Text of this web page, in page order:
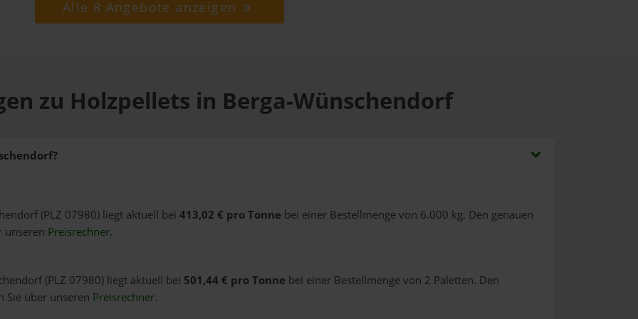
Alle 8 Angebote anzeigen
zu Holzpellets in Berga-Wünschendorf
(PLZ 07980) liegt aktuell bei 413,02 € pro Tonne bei einer Bestellmenge von 6.000 kg. Den genauen
unseren Preisrechner.
(PLZ 07980) liegt aktuell bei 501,44 € pro Tonne bei einer Bestellmenge von 2 Paletten. Den
Sie über unseren Preisrechner.